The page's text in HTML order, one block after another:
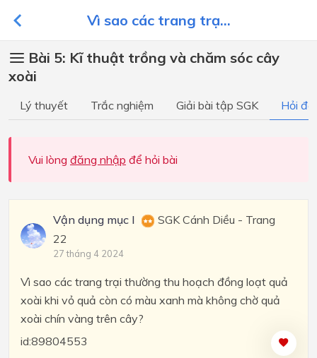
Vì sao các trang trạ...
Bài 5: Kĩ thuật trồng và chăm sóc cây
xoài
Lý thuyết Trắc nghiệm Giải bài tập SGK Hỏi
Vui lòng đăng nhập để hỏi bài
Vận dụng mục I
SGK Cánh Diều - Trang
22
27 tháng 4 2024
Vì sao các trang trại thường thu hoạch đồng loạt quả
xoài khi vỏ quả còn có màu xanh mà không chờ quả
xoài chín vàng trên cây?
id:89804553